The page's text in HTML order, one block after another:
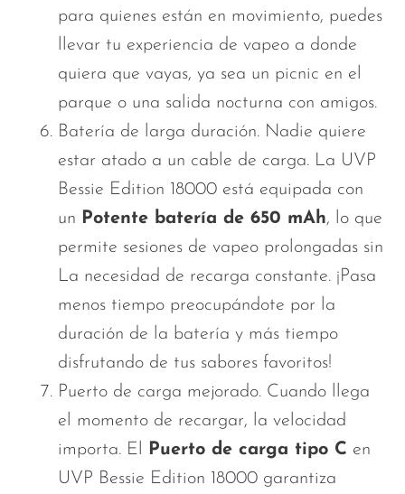
para quienes están en movimiento, puedes
llevar tu experiencia de vapeo a donde
quiera que vayas, ya sea un picnic en el
parque o una salida nocturna con amigos.
Batería de larga duración. Nadie quiere
estar atado a un cable de carga. La UVP
Bessie Edition 18000 está equipada con
un Potente batería de 650 mAh, lo que
permite sesiones de vapeo prolongadas sin
La necesidad de recarga constante. ¡Pasa
menos tiempo preocupándote por la
duración de la batería y más tiempo
disfrutando de tus sabores favoritos!
Puerto de carga mejorado. Cuando llega
el momento de recargar, la velocidad
importa. El Puerto de carga tipo C en
UVP Bessie Edition 18000 garantiza